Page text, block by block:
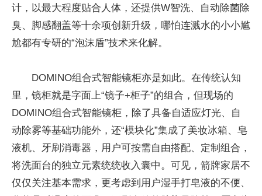
计，以最大程度贴合人体，还提供W智洗、自动除菌除
臭、脚感翻盖等十余项创新升级，哪怕连溅水的小小尴
尬都有专研的“泡沫盾”技术来化解。
DOMINO组合式智能镜柜亦是如此。在传统认知
里，镜柜就是字面上“镜子+柜子”的组合，但现场的
DOMINO组合式智能镜柜，除了具备自适应灯光、自
动除雾等基础功能外，还“模块化”集成了美妆冰箱、皂
液机、牙刷消毒器，用户可按需自由搭配、定制组合，
将洗面台的独立元素统统收入囊中。可见，箭牌家居不
仅仅关注基本需求，更考虑到用户湿手打皂液的不便、